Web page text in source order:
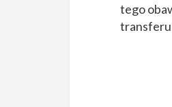
tego
transferu